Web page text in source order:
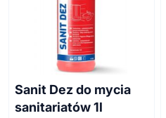
Sanit Dez do mycia
sanitariatów 1l